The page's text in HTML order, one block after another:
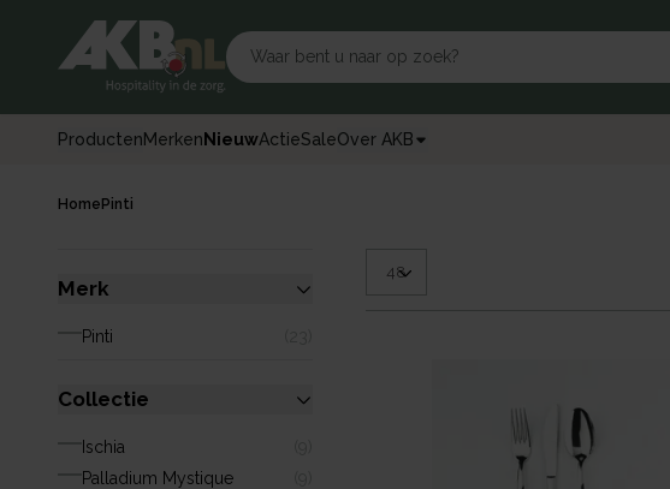
ProductenMerkenNieuwActieSaleOver AKB
Home Pinti
Merk
Pinti
Collectie
Ischia
Palladium Mystique